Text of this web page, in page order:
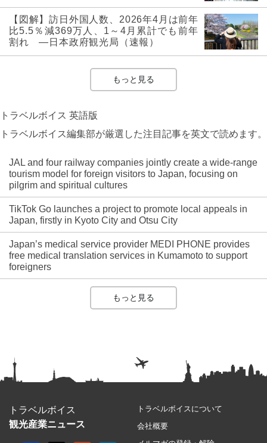
【図解】訪日外国人数、2026年4月は前年
比5.5％減369万人、1～4月累計でも前年
割れ ―日本政府観光局（速報）
もっと見る
トラベルボイス 英語版
トラベルボイス編集部が厳選した注目記事を英文で読めます。
JAL and four railway companies jointly create a wide-range
tourism model for foreign visitors to Japan, focusing on
pilgrim and spiritual cultures
TikTok Go launches a project to promote local appeals in
Japan, firstly in Kyoto City and Otsu City
Japan’s medical service provider MEDI PHONE provides
free medical translation services in Kumamoto to support
foreigners
もっと見る
トラベルボイス
観光産業ニュース
トラベルボイスについて
会社概要